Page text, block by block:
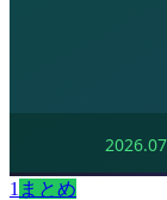
1 まとめ